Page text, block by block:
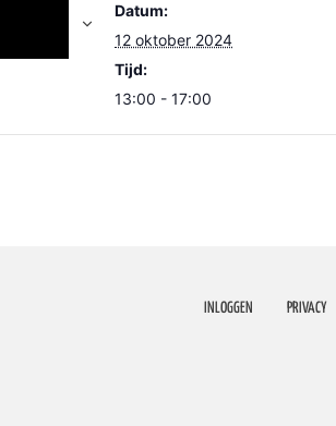
Datum:
12 oktober 2024
Tijd:
13:00 - 17:00
INLOGGEN PRIVACY